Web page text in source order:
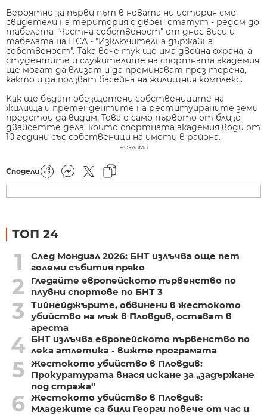
Вероятно за първи път в новата ни история сме
свидетели на територия с двоен статут - редом до
табелата "Частна собственост" от днес виси и
табелата на НСА - "Изключителна държавна
собственост". Така вече тук ще има двойна охрана, а
студентите и служителите на спортната академия
ще могат да влизат и да преминават през терена,
както и да ползват басейна на жилищния комплекс.
Как ще бъдат обезщетени собствениците на
жилища и претендентите на реституираните земи
предстои да видим. Това е само първото от близо
двайсетте дела, които спортната академия води от
10 години със собственици на имоти в района.
Реклама
Сподели
ТОП 24
1
След Мондиал 2026: БНТ излъчва още пет
големи събития пряко
2
Гледайте европейското първенство по
плувни спортове по БНТ 3
3
Тийнейджърите, обвинени в жестокото
убийство на мъж в Пловдив, остават в
ареста
4 БНТ излъчва европейското първенство по
лека атлетика - вижте програмата
5 Жестокото убийство в Пловдив:
Прокуратурата внася искане за „задържане
под стража“
6 Жестокото убийство в Пловдив:
Младежите са били Георги повече от час и